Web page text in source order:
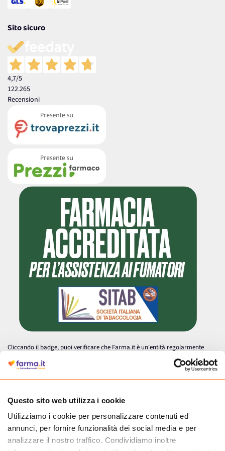
Questo sito web utilizza i cookie
Utilizziamo i cookie per personalizzare contenuti ed
annunci, per fornire funzionalità dei social media e per
analizzare il nostro traffico. Condividiamo inoltre
Sito sicuro
4,7/5
122.265
Recensioni
Cliccando il badge, puoi verificare che Farma.it è un'entità regolarmente
autorizzata dal Ministero della Salute a effettuare la vendita online di
medicinali.